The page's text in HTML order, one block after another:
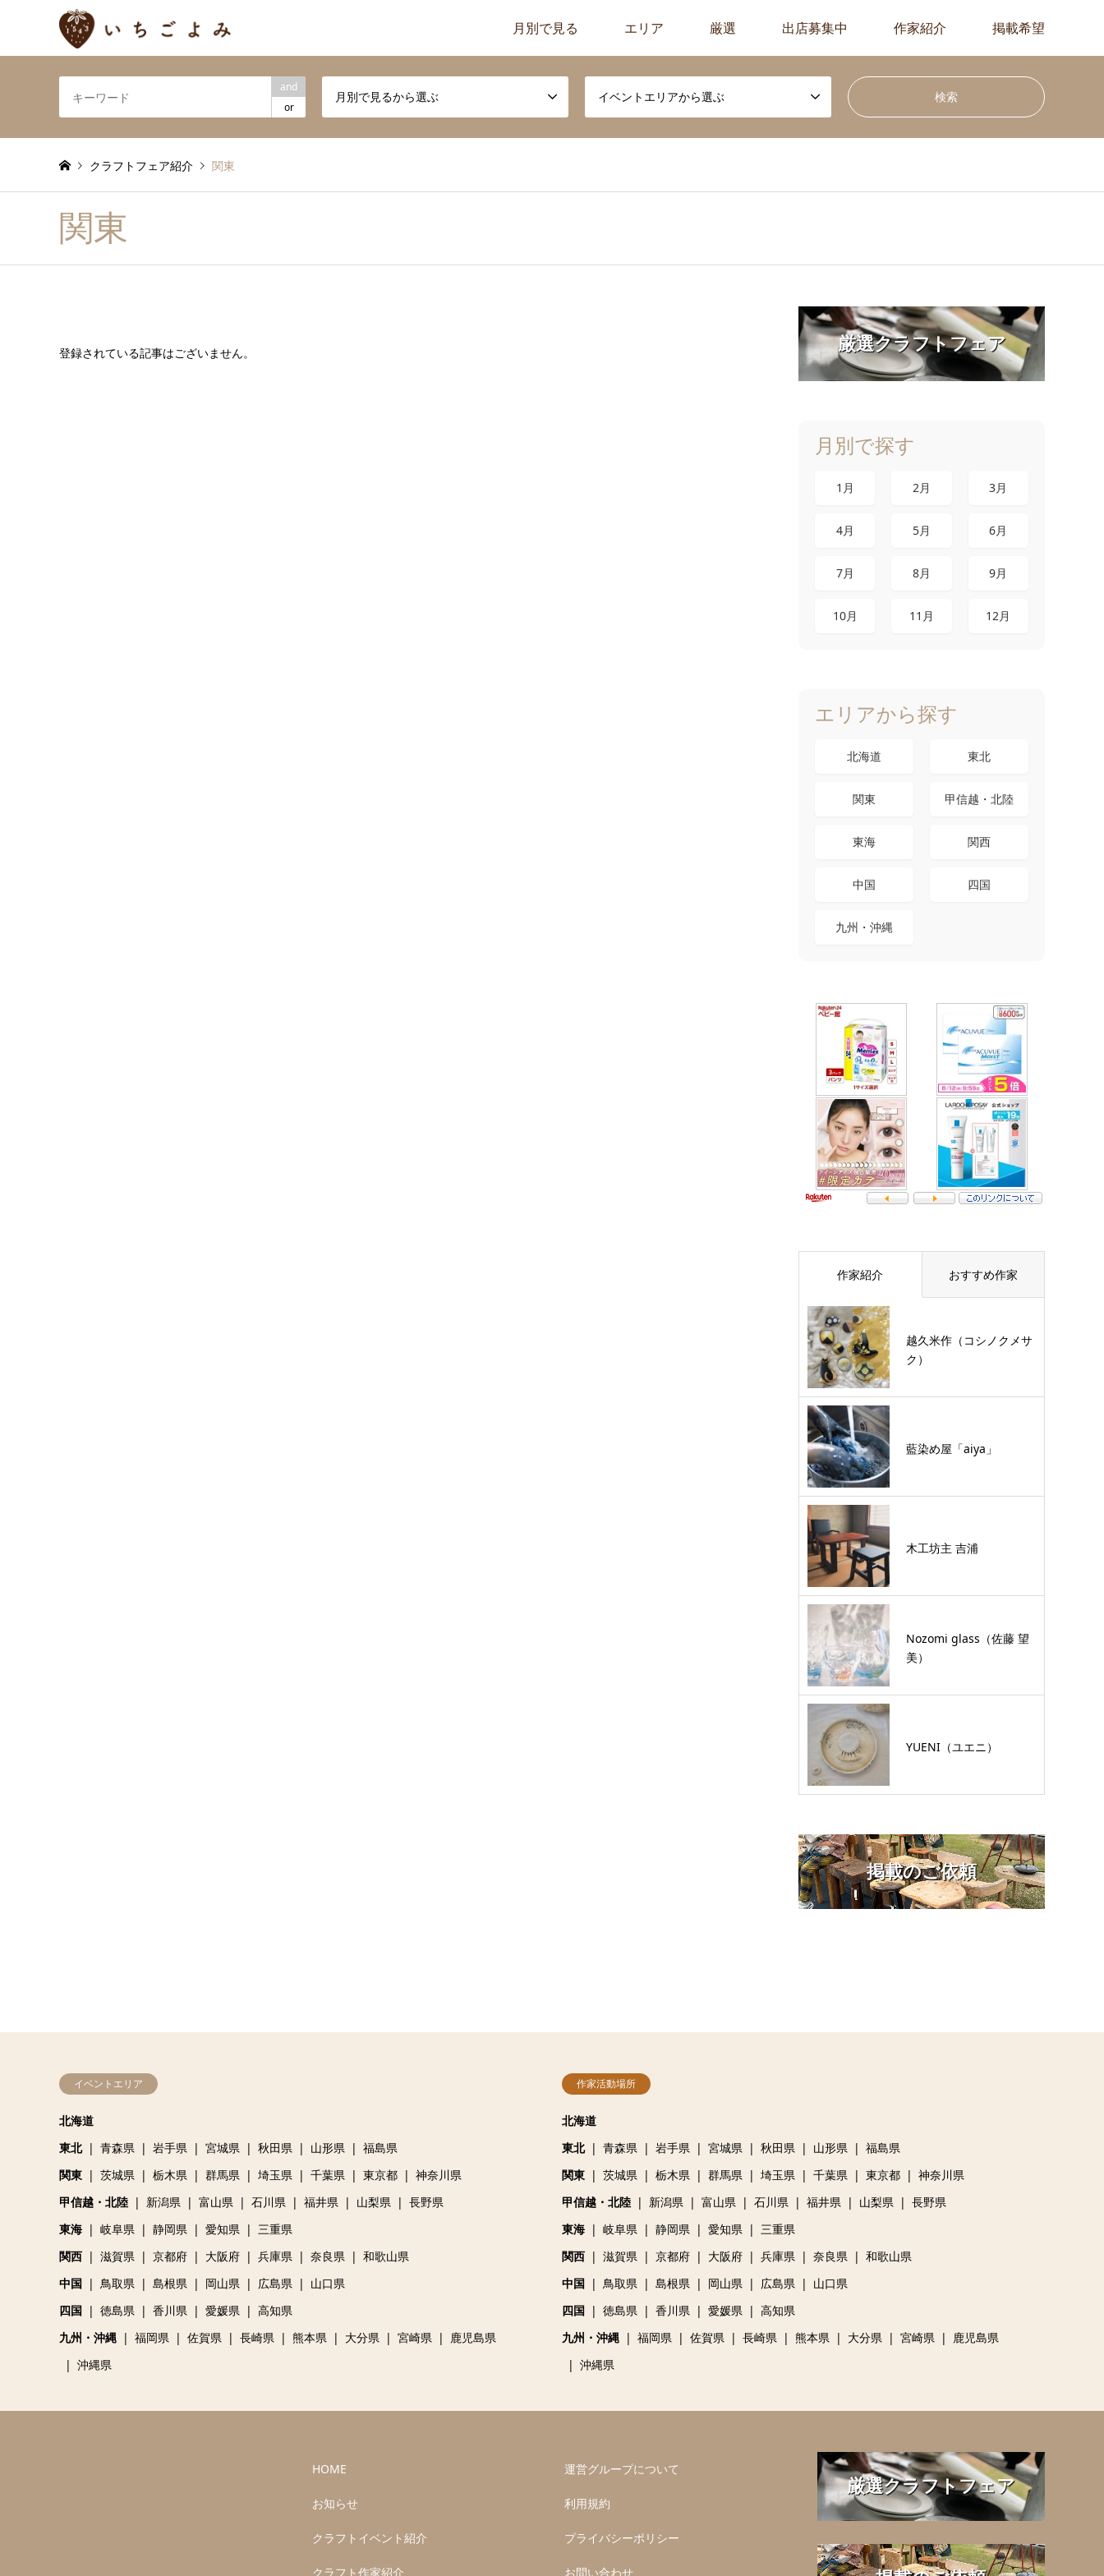
月別で見る エリア 厳選 出店募集中 作家紹介 掲載希望
and
or
月別で見るから選ぶ イベントエリアから選ぶ
クラフトフェア紹介 関東
関東
登録されている記事はございません。 厳選クラフトフェア
月別で探す
1月 2月 3月
4月 5月 6月
7月 8月 9月
10月 11月 12月
エリアから探す
北海道 東北
関東 甲信越・北陸
東海 関西
中国 四国
九州・沖縄
作家紹介 おすすめ作家
越久米作（コシノクメサ
ク）
藍染め屋「aiya」
木工坊主 吉浦
Nozomi glass（佐藤 望
美）
YUENI（ユエニ）
掲載のご依頼
イベントエリア
北海道
東北
青森県 岩手県 宮城県 秋田県 山形県
福島県
関東
茨城県 栃木県 群馬県 埼玉県 千葉県 東京都
神奈川県
甲信越・北陸
新潟県 富山県 石川県 福井県 山梨県
長野県
東海
岐阜県 静岡県 愛知県
三重県
関西
滋賀県 京都府 大阪府 兵庫県 奈良県
和歌山県
中国
鳥取県 島根県 岡山県 広島県
山口県
四国
徳島県 香川県 愛媛県
高知県
九州・沖縄
福岡県 佐賀県 長崎県 熊本県 大分県 宮崎県
鹿児島県
沖縄県
作家活動場所
北海道
東北
青森県 岩手県 宮城県 秋田県 山形県
福島県
関東
茨城県 栃木県 群馬県 埼玉県 千葉県 東京都
神奈川県
甲信越・北陸
新潟県 富山県 石川県 福井県 山梨県
長野県
東海
岐阜県 静岡県 愛知県
三重県
関西
滋賀県 京都府 大阪府 兵庫県 奈良県
和歌山県
中国
鳥取県 島根県 岡山県 広島県
山口県
四国
徳島県 香川県 愛媛県
高知県
九州・沖縄
福岡県 佐賀県 長崎県 熊本県 大分県 宮崎県
鹿児島県
沖縄県
HOME
お知らせ
クラフトイベント紹介
クラフト作家紹介
運営グループについて
利用規約
プライバシーポリシー
お問い合わせ
厳選クラフトフェア